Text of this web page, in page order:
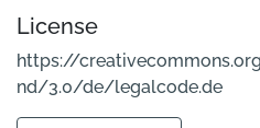
License
https://
nd/3.0/de/legalcode.de